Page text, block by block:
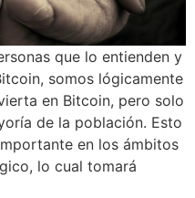
que lo entienden y
somos lógicamente
en Bitcoin, pero solo
de la población. Esto
en los ámbitos
lo cual tomará